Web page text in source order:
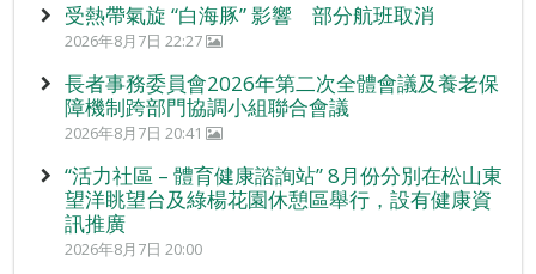
受熱帶氣旋 “白海豚” 影響 部分航班取消
2026年8月7日 22:27
長者事務委員會2026年第二次全體會議及養老保
障機制跨部門協調小組聯合會議
2026年8月7日 20:41
“活力社區 – 體育健康諮詢站” 8月份分別在松山東
望洋眺望台及綠楊花園休憩區舉行，設有健康資
訊推廣
2026年8月7日 20:00